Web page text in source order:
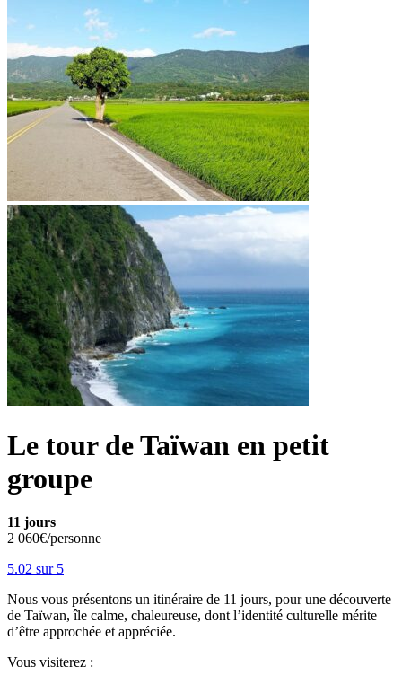
Le tour de Taïwan en petit
groupe
11 jours
2 060€/personne
5.02 sur 5
Nous vous présentons un itinéraire de 11 jours, pour une découverte
de Taïwan, île calme, chaleureuse, dont l’identité culturelle mérite
d’être approchée et appréciée.
Vous visiterez :